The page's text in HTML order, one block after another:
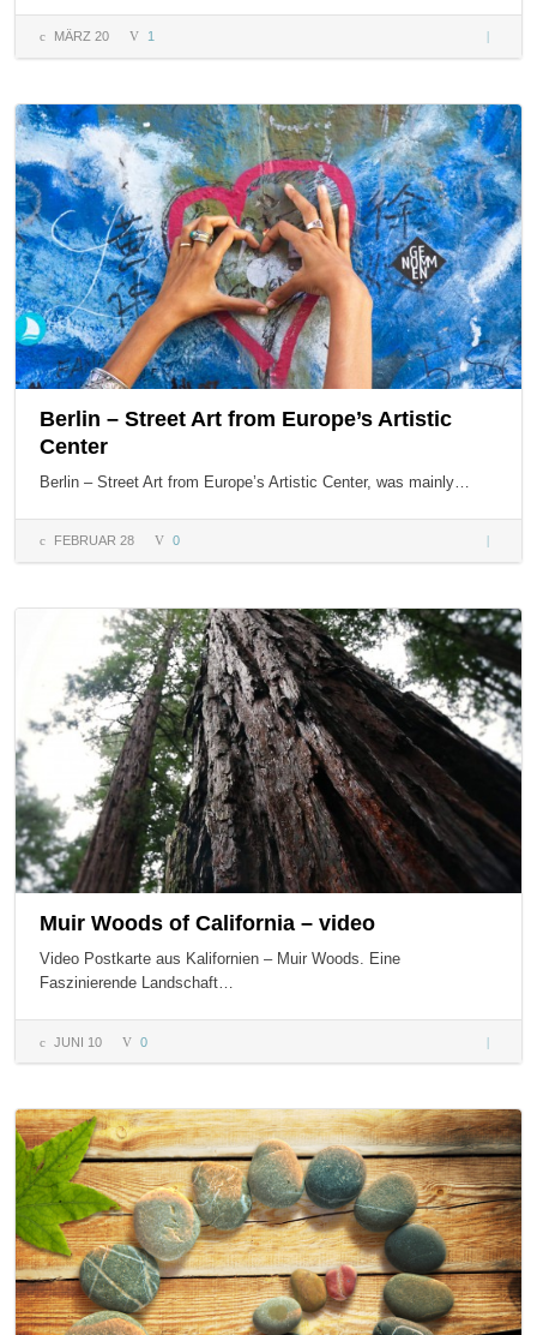
MÄRZ 20 1
Berlin – Street Art from Europe’s Artistic
Center
Berlin – Street Art from Europe’s Artistic Center, was mainly…
FEBRUAR 28 0
Street
Artistic
Center
Muir Woods of California – video
Video Postkarte aus Kalifornien – Muir Woods. Eine
Faszinierende Landschaft…
JUNI 10 0
Woods
– video